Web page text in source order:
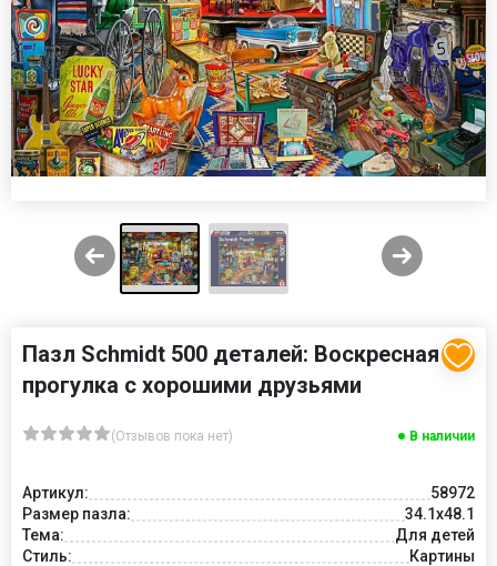
Пазл Schmidt 500 деталей: Воскресная
прогулка с хорошими друзьями
(Отзывов пока нет) В наличии
Артикул:
58972
Размер пазла:
34.1x48.1
Тема:
Для детей
Стиль:
Картины